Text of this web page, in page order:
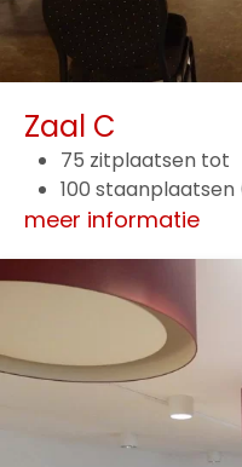
Zaal C
75 zitplaatsen tot
100 staanplaatsen
meer informatie